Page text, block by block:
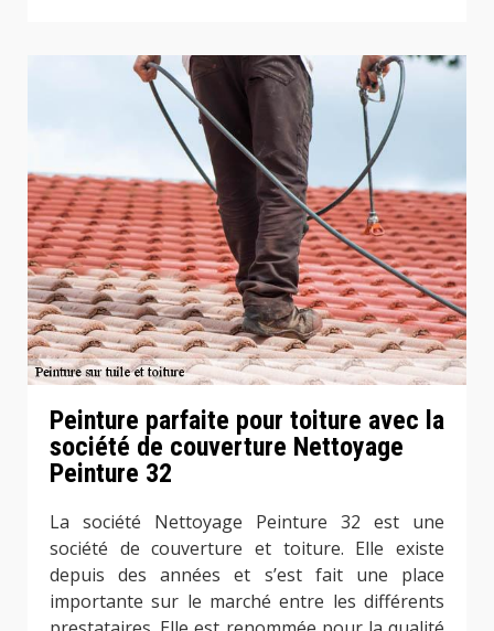
Peinture parfaite pour toiture avec la
société de couverture Nettoyage
Peinture 32
La société Nettoyage Peinture 32 est une
société de couverture et toiture. Elle existe
depuis des années et s’est fait une place
importante sur le marché entre les différents